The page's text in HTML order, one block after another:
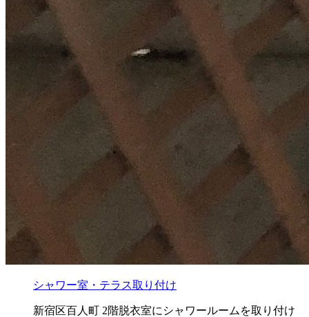
シャワー室・テラス取り付け
新宿区百人町 2階脱衣室にシャワールームを取り付け